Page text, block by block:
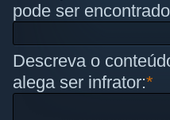
pode ser
Descreva o
alega ser infrator:*